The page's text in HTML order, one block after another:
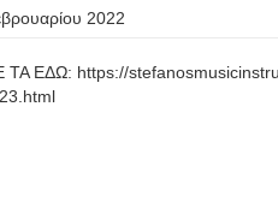
2022
ΤΑ ΕΔΩ: https://